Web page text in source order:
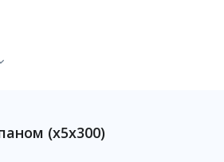
(х5х300)